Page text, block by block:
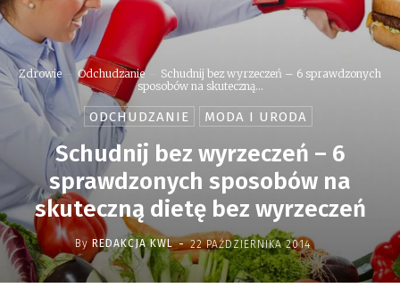
Zdrowie Odchudzanie
Schudnij bez wyrzeczeń – 6 sprawdzonych
sposobów na skuteczną...
ODCHUDZANIE MODA I URODA
Schudnij bez wyrzeczeń – 6
sprawdzonych sposobów na
skuteczną dietę bez wyrzeczeń
By REDAKCJA KWL - 22 PAŹDZIERNIKA 2014